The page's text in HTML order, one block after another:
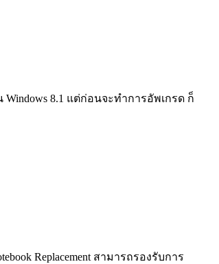
8.1 แต่ก่อนจะทำการอัพเกรด ก็
Replacement สามารถรองรับการ